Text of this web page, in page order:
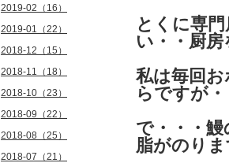
とくに専
い・・厨房
私は毎回
らですが
で・・・
脂がのり
2019-02（16）
2019-01（22）
2018-12（15）
2018-11（18）
2018-10（23）
2018-09（22）
2018-08（25）
2018-07（21）